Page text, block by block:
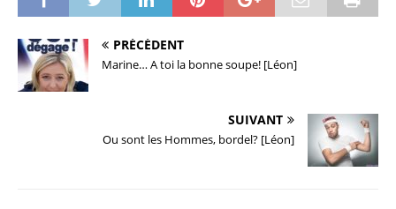
PRÉCÉDENT
Marine… A toi la bonne soupe! [Léon]
SUIVANT
Ou sont les Hommes, bordel? [Léon]